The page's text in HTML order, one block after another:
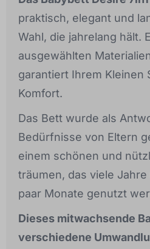
praktisch, elegant und
Wahl, die jahrelang hält.
ausgewählten
garantiert Ihrem Kleinen
Komfort.
Das Bett wurde als
Bedürfnisse von Eltern
einem schönen und
träumen, das viele
paar Monate genutzt
Dieses mitwachsende
verschiedene